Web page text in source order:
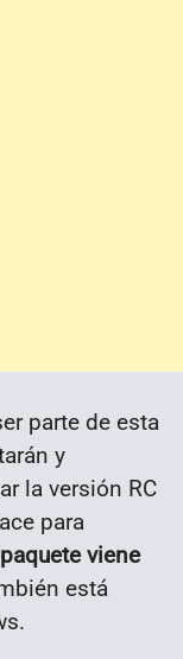
parte de esta
y
la versión RC
para
viene
está